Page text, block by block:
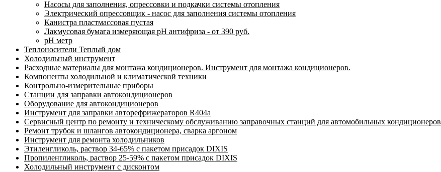
Насосы для заполнения, опрессовки и подкачки системы отопления
Электрический опрессовщик - насос для заполнения системы отопления
Канистра пластмассовая пустая
Лакмусовая бумага измеряющая pH антифриза - от 390 руб.
pH метр
Теплоносители Теплый дом
Холодильный инструмент
Расходные материалы для монтажа кондиционеров. Инструмент для монтажа кондиционеров.
Компоненты холодильной и климатической техники
Контрольно-измерительные приборы
Станции для заправки автокондиционеров
Оборудование для автокондиционеров
Инструмент для заправки авторефрижераторов R404a
Сервисный центр по ремонту и техническому обслуживанию заправочных станций для автомобильных кондиционеров
Ремонт трубок и шлангов автокондиционера, сварка аргоном
Инструмент для ремонта холодильников
Этиленгликоль, раствор 34-65% с пакетом присадок DIXIS
Пропиленгликоль, раствор 25-59% с пакетом присадок DIXIS
Холодильный инструмент с дисконтом